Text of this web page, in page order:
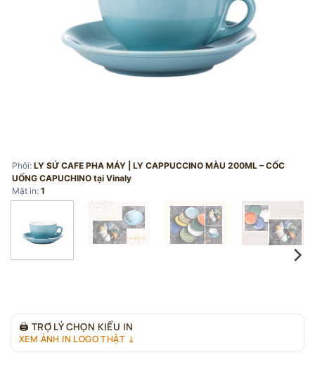
Phôi: LY SỨ CAFE PHA MÁY | LY CAPPUCCINO MÀU 200ML – CỐC
UỐNG CAPUCHINO tại Vinaly
Mặt in: 1
🖨 TRỢ LÝ CHỌN KIỂU IN
XEM ẢNH IN LOGO THẬT ↓